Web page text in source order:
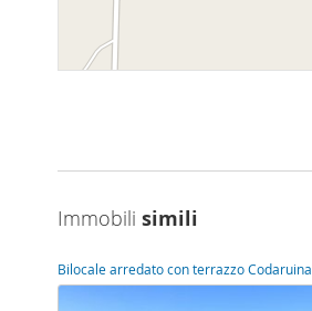
Immobili simili
Bilocale arredato con terrazzo Codaruina